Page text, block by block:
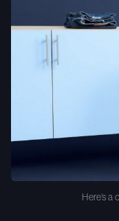
Here’s